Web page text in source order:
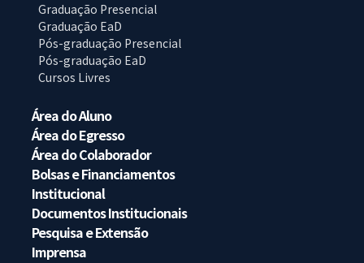
Graduação Presencial
Graduação EaD
Pós-graduação Presencial
Pós-graduação EaD
Cursos Livres
Área do Aluno
Área do Egresso
Área do Colaborador
Bolsas e Financiamentos
Institucional
Documentos Institucionais
Pesquisa e Extensão
Imprensa